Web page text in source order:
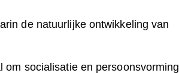
de natuurlijke ontwikkeling van
socialisatie en persoonsvorming